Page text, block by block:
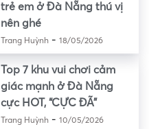
trẻ em ở Đà Nẵng thú vị
nên ghé
Trang Huỳnh- 18/05/2026
Top 7 khu vui chơi cảm
giác mạnh ở Đà Nẵng
cực HOT, “CỰC ĐÃ”
Trang Huỳnh- 10/05/2026